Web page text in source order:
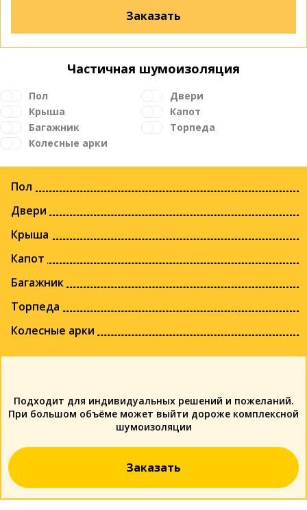
Заказать
Частичная шумоизоляция
Пол
Двери
Крыша
Капот
Багажник
Торпеда
Колесные арки
Пол
Двери
Крыша
Капот
Багажник
Торпеда
Колесные арки
Подходит для индивидуальных решений и пожеланий.
При большом объёме может выйти дороже комплексной
шумоизоляции
Заказать